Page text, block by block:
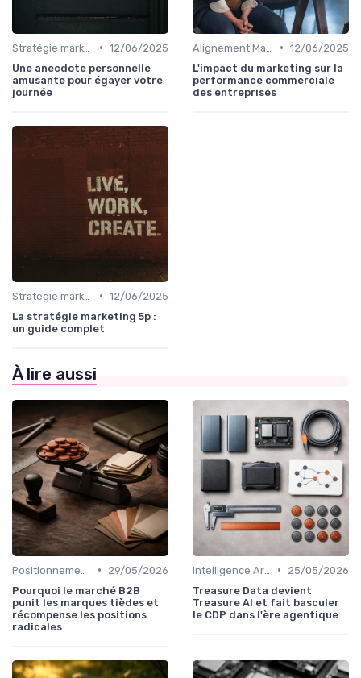
• 12/06/2025
Une anecdote personnelle
amusante pour égayer votre
journée
• 12/06/2025
L'impact du marketing sur la
performance commerciale
des entreprises
• 12/06/2025
La stratégie marketing 5p :
un guide complet
À lire aussi
•
29/05/2026
Pourquoi le marché B2B
punit les marques tièdes et
récompense les positions
radicales
•
25/05/2026
Treasure Data devient
Treasure AI et fait basculer
le CDP dans l'ère agentique